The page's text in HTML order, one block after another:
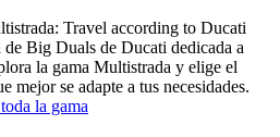
Travel according to Ducati
Big Duals de Ducati dedicada a
la gama Multistrada y elige el
mejor se adapte a tus necesidades.
la gama